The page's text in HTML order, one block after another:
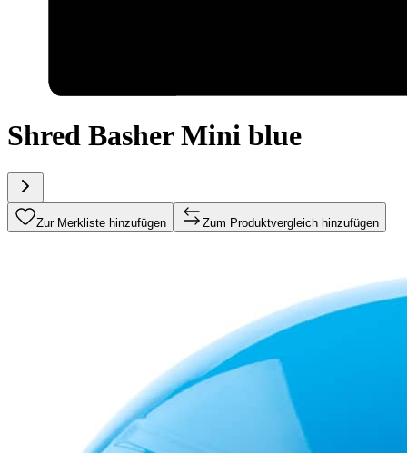
Shred Basher Mini blue
Zur Merkliste hinzufügen Zum Produktvergleich hinzufügen